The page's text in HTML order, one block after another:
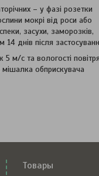
– у фазі розетки
мокрі від роси або
засухи, заморозків,
днів після
м/с та вологості повітря
мішалка обприскувача
Товары